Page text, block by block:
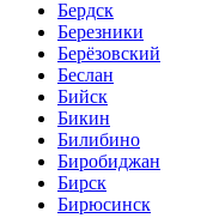
Бердск
Березники
Берёзовский
Беслан
Бийск
Бикин
Билибино
Биробиджан
Бирск
Бирюсинск